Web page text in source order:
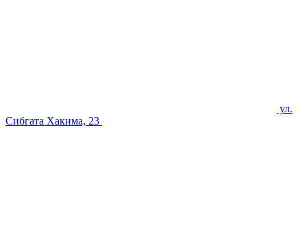
ул.
Сибгата Хакима, 23